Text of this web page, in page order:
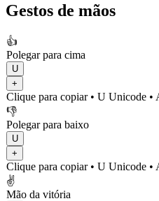
Gestos de mãos
👍
Polegar para cima
U
+
Clique para copiar• U Unicode •
👎
Polegar para baixo
U
+
Clique para copiar• U Unicode •
✌️
Mão da vitória